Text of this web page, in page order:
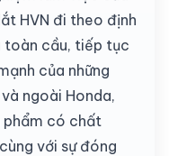
HVN đi theo định
toàn cầu, tiếp tục
của những
ngoài Honda,
phẩm có chất
với sự đóng